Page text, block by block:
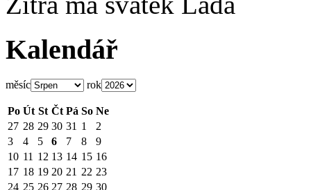
Kalendář
měsíc rok
Po Út St Čt Pá So Ne
27 28 29 30 31 1
2
3
4 5 6 7 8
9
10 11 12 13 14 15 16
17 18 19 20 21 22 23
24 25 26 27 28 29 30